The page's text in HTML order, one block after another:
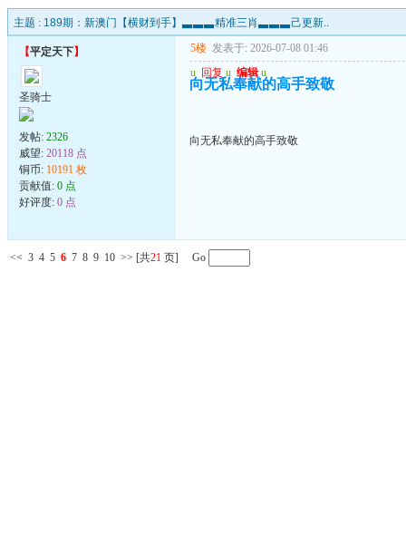
主题 : 189期：新澳门【横财到手】▃▃▃精准三肖▃▃▃己更新..
【平定天下】
圣骑士
发帖: 2326
威望: 20118 点
铜币: 10191 枚
贡献值: 0 点
好评度: 0 点
5楼 发表于: 2026-07-08 01:46
u 回复 u 编辑 u
向无私奉献的高手致敬
向无私奉献的高手致敬
<< 3 4 5 6 7 8 9 10 >> [共21 页] Go